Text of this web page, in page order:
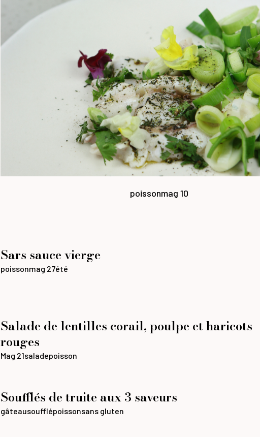
poissonmag 10
Sars sauce vierge
poissonmag 27été
Salade de lentilles corail, poulpe et haricots
rouges
Mag 21saladepoisson
Soufflés de truite aux 3 saveurs
gâteausoufflépoissonsans gluten